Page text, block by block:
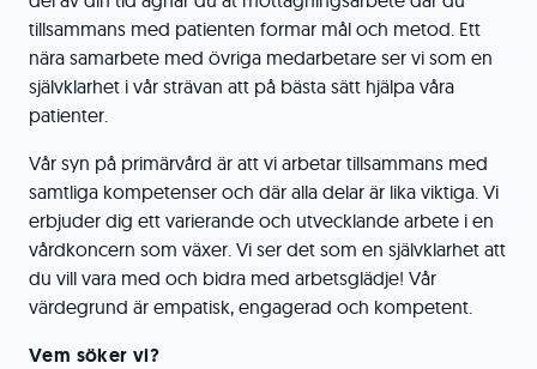
tillsammans med patienten formar mål och metod. Ett
nära samarbete med övriga medarbetare ser vi som en
självklarhet i vår strävan att på bästa sätt hjälpa våra
patienter.
Vår syn på primärvård är att vi arbetar tillsammans med
samtliga kompetenser och där alla delar är lika viktiga. Vi
erbjuder dig ett varierande och utvecklande arbete i en
vårdkoncern som växer. Vi ser det som en självklarhet att
du vill vara med och bidra med arbetsglädje! Vår
värdegrund är empatisk, engagerad och kompetent.
Vem söker vi?